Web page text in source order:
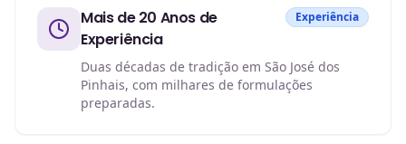
Mais de 20 Anos de
Experiência
Experiência
Duas décadas de tradição em São José dos
Pinhais, com milhares de formulações
preparadas.